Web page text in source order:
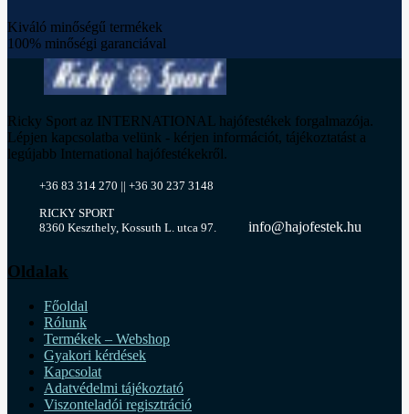
Kiváló minőségű termékek
100% minőségi garanciával
Ricky Sport az INTERNATIONAL hajófestékek forgalmazója.
Lépjen kapcsolatba velünk - kérjen információt, tájékoztatást a
legújabb International hajófestékekről.
+36 83 314 270 || +36 30 237 3148
RICKY SPORT
8360 Keszthely, Kossuth L. utca 97.
info@hajofestek.hu
Oldalak
Főoldal
Rólunk
Termékek – Webshop
Gyakori kérdések
Kapcsolat
Adatvédelmi tájékoztató
Viszonteladói regisztráció